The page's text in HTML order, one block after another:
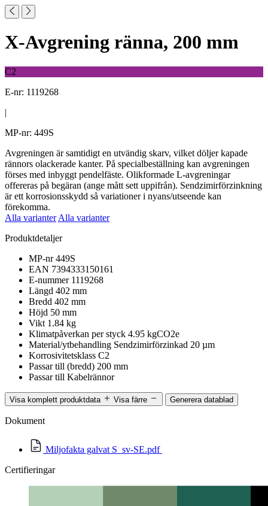
X-Avgrening ränna, 200 mm
C2
E-nr: 1119268
|
MP-nr: 449S
Avgreningen är samtidigt en utvändig skarv, vilket döljer kapade
rännors olackerade kanter. På specialbeställning kan avgreningen
förses med inbyggt pendelfäste. Olikformade L-avgreningar
offereras på begäran (ange mått sett uppifrån). Sendzimirförzinkning
är ett korrosionsskydd så variationer i nyans/utseende kan
förekomma.
Alla varianter Alla varianter
Produktdetaljer
MP-nr 449S
EAN 7394333150161
E-nummer 1119268
Längd 402 mm
Bredd 402 mm
Höjd 50 mm
Vikt 1.84 kg
Klimatpåverkan per styck 4.95 kgCO2e
Material/ytbehandling Sendzimirförzinkad 20 µm
Korrosivitetsklass C2
Passar till (bredd) 200 mm
Passar till Kabelrännor
Visa komplett produktdata Visa färre Generera datablad
Dokument
Miljofakta galvat S_sv-SE.pdf
Certifieringar